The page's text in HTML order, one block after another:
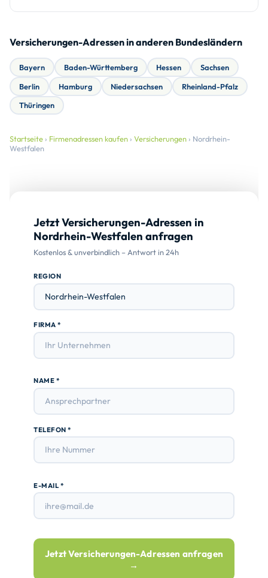
Versicherungen-Adressen in anderen Bundesländern
Bayern Baden-Württemberg Hessen
Sachsen
Berlin
Hamburg Niedersachsen
Rheinland-Pfalz
Thüringen
Startseite › Firmenadressen kaufen › Versicherungen › Nordrhein-
Westfalen
Jetzt Versicherungen-Adressen in
Nordrhein-Westfalen anfragen
Kostenlos & unverbindlich – Antwort in 24h
REGION
FIRMA *
NAME *
TELEFON *
E-MAIL *
Jetzt Versicherungen-Adressen anfragen
→